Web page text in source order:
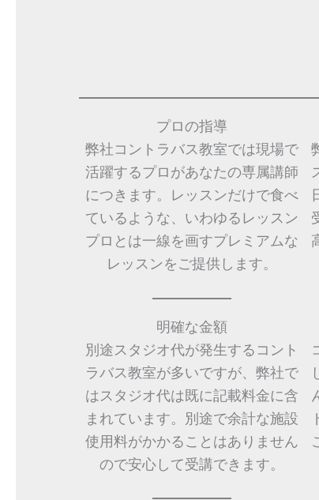
プロの指導
弊社コントラバス教室では現場で
活躍するプロがあなたの専属講師
につきます。レッスンだけで食べ
ているような、いわゆるレッスン
プロとは一線を画すプレミアムな
レッスンをご提供します。
明確な金額
別途スタジオ代が発生するコント
ラバス教室が多いですが、弊社で
はスタジオ代は既に記載料金に含
まれています。別途で余計な施設
使用料がかかることはありません
ので安心して受講できます。